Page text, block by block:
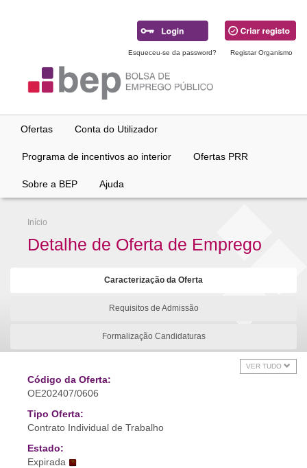
Esqueceu-se da password? Registar Organismo
Ofertas Conta do Utilizador
Programa de incentivos ao interior Ofertas PRR
Sobre a BEP Ajuda
Início
Detalhe de Oferta de Emprego
Caracterização da Oferta
Requisitos de Admissão
Formalização Candidaturas
VER TUDO
Código da Oferta:
OE202407/0606
Tipo Oferta:
Contrato Individual de Trabalho
Estado:
Expirada